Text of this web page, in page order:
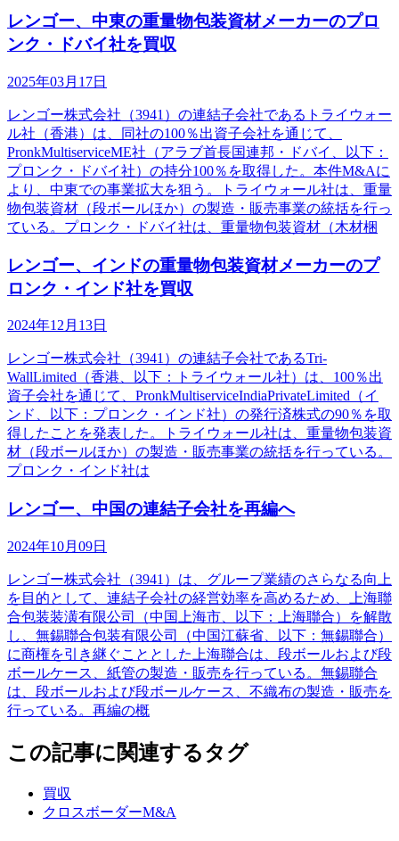
レンゴー、中東の重量物包装資材メーカーのプロ
ンク・ドバイ社を買収
2025年03月17日
レンゴー株式会社（3941）の連結子会社であるトライウォー
ル社（香港）は、同社の100％出資子会社を通じて、
PronkMultiserviceME社（アラブ首長国連邦・ドバイ、以下：
プロンク・ドバイ社）の持分100％を取得した。本件M&Aに
より、中東での事業拡大を狙う。トライウォール社は、重量
物包装資材（段ボールほか）の製造・販売事業の統括を行っ
ている。プロンク・ドバイ社は、重量物包装資材（木材梱
レンゴー、インドの重量物包装資材メーカーのプ
ロンク・インド社を買収
2024年12月13日
レンゴー株式会社（3941）の連結子会社であるTri-
WallLimited（香港、以下：トライウォール社）は、100％出
資子会社を通じて、PronkMultiserviceIndiaPrivateLimited（イ
ンド、以下：プロンク・インド社）の発行済株式の90％を取
得したことを発表した。トライウォール社は、重量物包装資
材（段ボールほか）の製造・販売事業の統括を行っている。
プロンク・インド社は
レンゴー、中国の連結子会社を再編へ
2024年10月09日
レンゴー株式会社（3941）は、グループ業績のさらなる向上
を目的として、連結子会社の経営効率を高めるため、上海聯
合包装装潢有限公司（中国上海市、以下：上海聯合）を解散
し、無錫聯合包装有限公司（中国江蘇省、以下：無錫聯合）
に商権を引き継ぐこととした上海聯合は、段ボールおよび段
ボールケース、紙管の製造・販売を行っている。無錫聯合
は、段ボールおよび段ボールケース、不織布の製造・販売を
行っている。再編の概
この記事に関連するタグ
買収
クロスボーダーM&A